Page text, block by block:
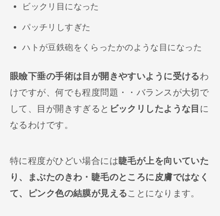
ビックリ目になった
パッチリしすぎた
ハトが豆鉄砲をくらったかのような目になった
眼瞼下垂の手術は目が開きやすいように受けるわ
けですが、何でも程度問題・・バランスが大切で
して、目が開きすぎると ビックリしたような目 に
なるわけです。
特に程度がひどい場合には睫毛が上を向いていた
り、まぶたのきわ・睫毛のところに皮膚ではなく
て、ピンク色の結膜が見えることになります。